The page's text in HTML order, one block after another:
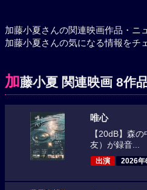
加藤小夏さんの関連映画作品・ニ
加藤小夏さんの気になる情報をチ
加藤小夏 関連映画 8作
唯心
【20dB】森
友）が録音...
出演 2026年